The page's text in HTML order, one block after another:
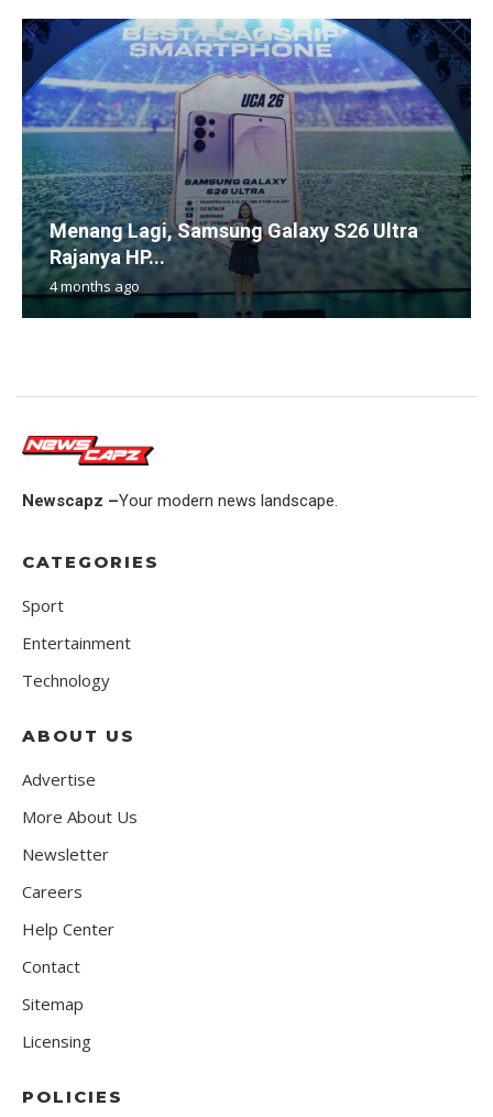
Menang Lagi, Samsung Galaxy S26 Ultra
Rajanya HP...
4 months ago
Newscapz –Your modern news landscape.
CATEGORIES
Sport
Entertainment
Technology
ABOUT US
Advertise
More About Us
Newsletter
Careers
Help Center
Contact
Sitemap
Licensing
POLICIES